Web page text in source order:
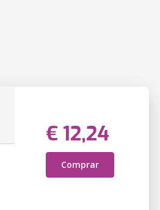
€ 12,24
Comprar